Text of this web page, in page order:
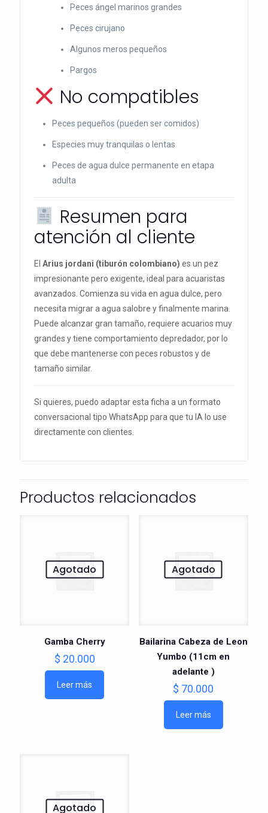
Peces ángel marinos grandes
Peces cirujano
Algunos meros pequeños
Pargos
No compatibles
Peces pequeños (pueden ser comidos)
Especies muy tranquilas o lentas
Peces de agua dulce permanente en etapa
adulta
Resumen para
atención al cliente
ElArius jordani (tiburón colombiano) es un pez
impresionante pero exigente, ideal para acuaristas
avanzados. Comienza su vida en agua dulce, pero
necesita migrar a agua salobre y finalmente marina.
Puede alcanzar gran tamaño, requiere acuarios muy
grandes y tiene comportamiento depredador, por lo
que debe mantenerse con peces robustos y de
tamaño similar.
Si quieres, puedo adaptar esta ficha a un formato
conversacional tipo WhatsApp para que tu IA lo use
directamente con clientes.
Productos relacionados
Agotado
Gamba Cherry
$ 20.000
Leer más
Agotado
Bailarina Cabeza de Leon
Yumbo (11cm en
adelante )
$ 70.000
Leer más
Agotado